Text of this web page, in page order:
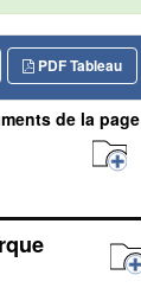
PDF Tableau
de la page